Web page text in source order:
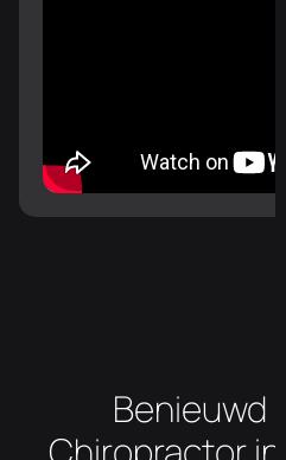
Benieuwd